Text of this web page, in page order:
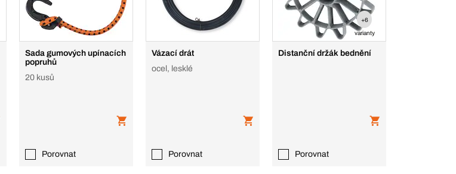
Sada gumových upínacích
popruhů
20 kusů
Porovnat
Vázací drát
ocel, lesklé
Porovnat
+6
varianty
Distanční držák bednění
Porovnat